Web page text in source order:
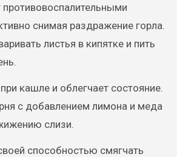
противовоспалительными
снимая раздражение горла.
листья в кипятке и пить
кашле и облегчает состояние.
с добавлением лимона и меда
слизи.
способностью смягчать